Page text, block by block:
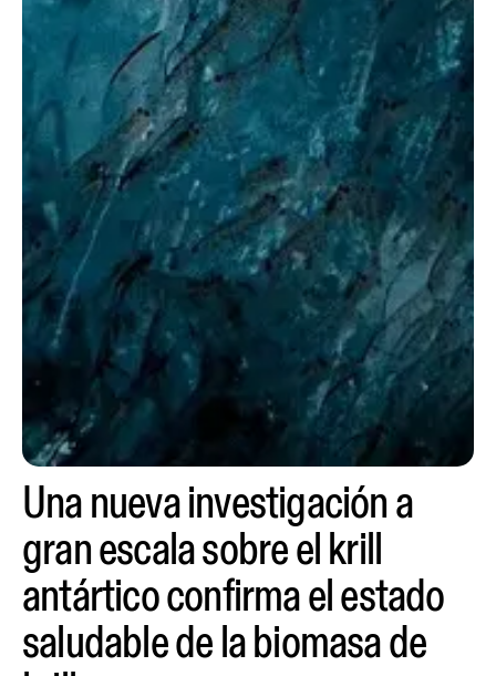
Una nueva investigación a
gran escala sobre el krill
antártico confirma el estado
saludable de la biomasa de